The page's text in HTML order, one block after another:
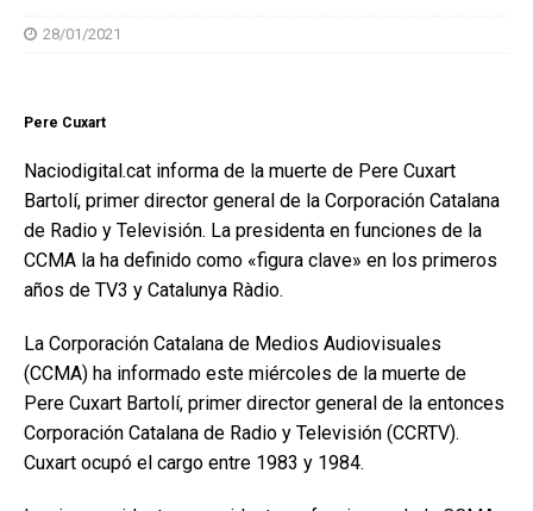
28/01/2021
Pere Cuxart
Naciodigital.cat informa de la muerte de Pere Cuxart
Bartolí, primer director general de la Corporación Catalana
de Radio y Televisión. La presidenta en funciones de la
CCMA la ha definido como «figura clave» en los primeros
años de TV3 y Catalunya Ràdio.
La Corporación Catalana de Medios Audiovisuales
(CCMA) ha informado este miércoles de la muerte de
Pere Cuxart Bartolí, primer director general de la entonces
Corporación Catalana de Radio y Televisión (CCRTV).
Cuxart ocupó el cargo entre 1983 y 1984.